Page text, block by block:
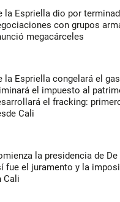
la Espriella dio por
con grupos
megacárceles
la Espriella congelará el
el impuesto al
el fracking:
Cali
la presidencia de
fue el juramento y la
Cali